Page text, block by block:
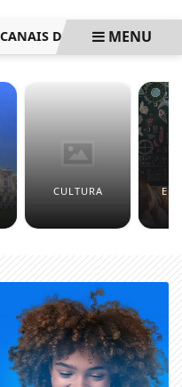
DE DENÚNCIA E...
MENU
CULTURA